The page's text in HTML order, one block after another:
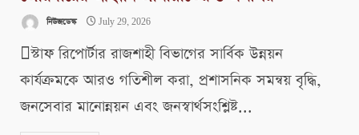
নিউজডেস্ক July 29, 2026
স্টাফ রিপোর্টার রাজশাহী বিভাগের সার্বিক উন্নয়ন
কার্যক্রমকে আরও গতিশীল করা, প্রশাসনিক সমন্বয় বৃদ্ধি,
জনসেবার মানোন্নয়ন এবং জনস্বার্থসংশ্লিষ্ট...